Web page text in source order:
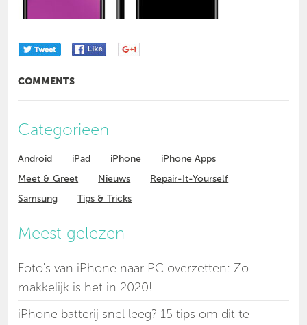
COMMENTS
Categorieen
Android iPad iPhone
iPhone Apps
Meet & Greet
Nieuws
Repair-It-Yourself
Samsung
Tips & Tricks
Meest gelezen
Foto's van iPhone naar PC overzetten: Zo
makkelijk is het in 2020!
iPhone batterij snel leeg? 15 tips om dit te